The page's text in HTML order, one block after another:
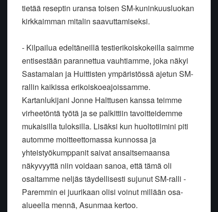
tietää reseptin uransa toisen SM-kuninkuusluokan
kirkkaimman mitalin saavuttamiseksi.
- Kilpailua edeltäneillä testierikoiskokeilla saimme
entisestään parannettua vauhtiamme, joka näkyi
Sastamalan ja Huittisten ympäristössä ajetun SM-
rallin kaikissa erikoiskoeajoissamme.
Kartanlukijani Jonne Halttusen kanssa teimme
virheetöntä työtä ja se palkittiin tavoitteidemme
mukaisilla tuloksilla. Lisäksi kun huoltotiimini piti
automme moitteettomassa kunnossa ja
yhteistyökumppanit saivat ansaitsemaansa
näkyvyyttä niin voidaan sanoa, että tämä oli
osaltamme neljäs täydellisesti sujunut SM-ralli -
Paremmin ei juurikaan olisi voinut millään osa-
alueella mennä, Asunmaa kertoo.